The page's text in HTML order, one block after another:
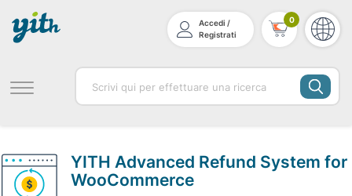
Accedi /
Registrati
0
YITH Advanced Refund System for
WooCommerce